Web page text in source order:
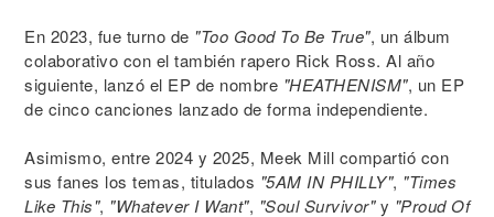
En 2023, fue turno de "Too Good To Be True", un álbum
colaborativo con el también rapero Rick Ross. Al año
siguiente, lanzó el EP de nombre "HEATHENISM", un EP
de cinco canciones lanzado de forma independiente.
Asimismo, entre 2024 y 2025, Meek Mill compartió con
sus fanes los temas, titulados "5AM IN PHILLY", "Times
Like This", "Whatever I Want", "Soul Survivor"y "Proud Of